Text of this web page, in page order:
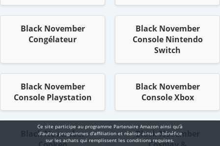
Black November
Congélateur
Black November
Console Nintendo
Switch
Black November
Console Playstation
Black November
Console Xbox
Black November
Black November
Ce site participe au programme Partenaire Αmazοn ainsi qu'à
d'autres programmes d'affiliation et réalise ainsi un bénéfice
sur les achats qui remplissent les conditions requises.